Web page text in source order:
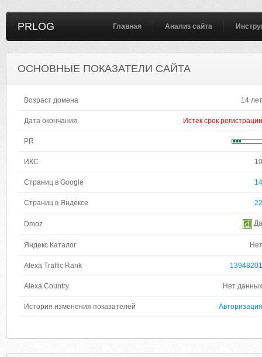
PRLOG Главная Анализ сайта
ОСНОВНЫЕ ПОКАЗАТЕЛИ САЙТА
Возраст домена 14 лет
Дата окончания Истек срок регистрации
PR
ИКС 10
Страниц в Google 14
Страниц в Яндексе 22
Dmoz Да
Яндекс Каталог Нет
Alexa Traffic Rank 13948201
Alexa Country Нет данных
История изменения показателей Авторизация